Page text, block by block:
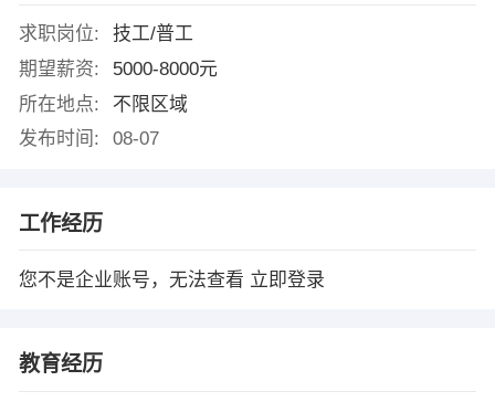
求职岗位:
技工/普工
期望薪资:
5000-8000元
所在地点:
不限区域
发布时间:
08-07
工作经历
您不是企业账号，无法查看 立即登录
教育经历